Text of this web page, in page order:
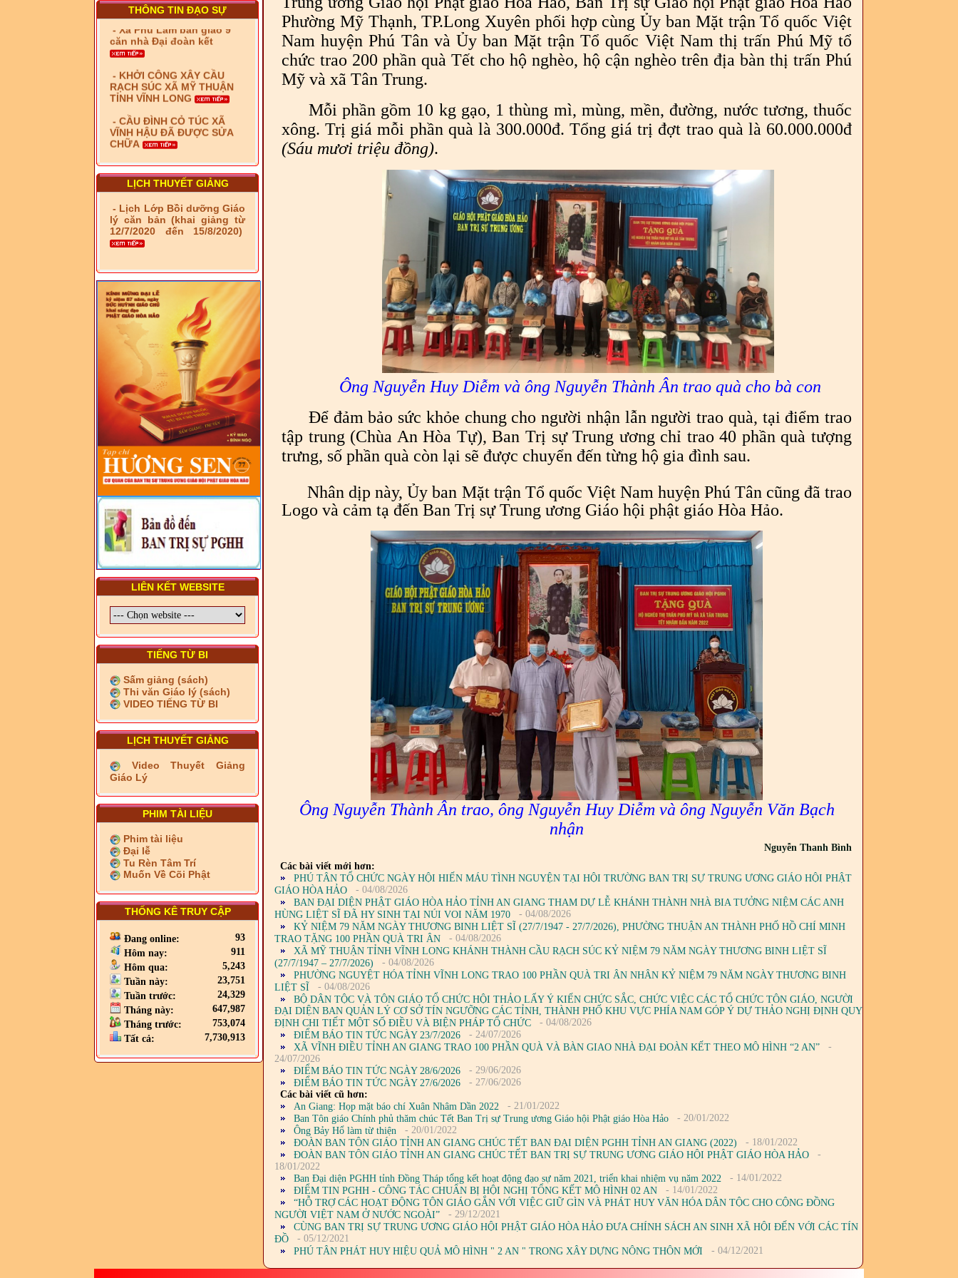
THÔNG TIN ĐẠO SỰ
- Xã Phú Lâm bàn giao 9
căn nhà Đại đoàn kết
- KHỞI CÔNG XÂY CẦU
RẠCH SÚC XÃ MỸ THUẬN
TỈNH VĨNH LONG
- CẦU ĐÌNH CỎ TÚC XÃ
VĨNH HẬU ĐÃ ĐƯỢC SỬA
CHỮA
- Bàn giao 10 căn nhà Đại
Yên
- LỄ RA QUÂN DẬM VÁ,
SỬA CHỮA LỘ GIAO
THÔNG NÔNG THÔN (XÃ
PHÚ THỌ)
PHÁP LUẬT VIỆT NAM VÀ
HIẾN CHƯƠNG GIÁO HỘI
PGHH NHIỆM KỲ VI (2024-
2029) CHO TRỊ SỰ VIÊN
TRUNG ƯƠNG, BAN ĐẠI
DIỆN TỈNH VÀ GIÁO LÝ
VIÊN - CHUYÊN ĐỀ: NHỮNG
VẤN ĐỀ CHUNG VỀ PHÁP
LUẬT VÀ HỆ THỐNG PHÁP
LUẬT VIỆT NAM
- LỚP TẬP HUẤN LỊCH SỬ,
PHÁP LUẬT VIỆT NAM VÀ
HIẾN CHƯƠNG GIÁO HỘI
PGHH NHIỆM KỲ VI (2024-
2029) CHO TRỊ SỰ VIÊN
TRUNG ƯƠNG, BAN ĐẠI
DIỆN TỈNH VÀ GIÁO LÝ
VIÊN - CHUYÊN ĐỀ: SỰ RA
NĂNG VÀ HÌNH THỨC CỦA
NƯỚC CHXHCN VIỆT NAM
LỊCH THUYẾT GIẢNG
- Lịch Lớp Bồi dưỡng Giáo
lý căn bản (khai giảng từ
12/7/2020 đến 15/8/2020)
LIÊN KẾT WEBSITE
TIẾNG TỪ BI
Sấm giảng (sách)
Thi văn Giáo lý (sách)
VIDEO TIẾNG TỪ BI
LỊCH THUYẾT GIẢNG
Video Thuyết Giảng
Giáo Lý
PHIM TÀI LIỆU
Phim tài liệu
Đại lễ
Tu Rèn Tâm Trí
Muốn Về Cõi Phật
THỐNG KÊ TRUY CẬP
Đang online:
93
Hôm nay:
911
Hôm qua:
5,243
Tuần này:
23,751
Tuần trước:
24,329
Tháng này:
647,987
Tháng trước:
753,074
Tất cả:
7,730,913
Phường Mỹ Thạnh, TP.Long Xuyên phối hợp cùng Ủy ban Mặt trận Tổ quốc Việt
Nam huyện Phú Tân và Ủy ban Mặt trận Tổ quốc Việt Nam thị trấn Phú Mỹ tổ
chức trao 200 phần quà Tết cho hộ nghèo, hộ cận nghèo trên địa bàn thị trấn Phú
Mỹ và xã Tân Trung.
Mỗi phần gồm 10 kg gạo, 1 thùng mì, mùng, mền, đường, nước tương, thuốc
xông. Trị giá mỗi phần quà là 300.000đ. Tổng giá trị đợt trao quà là 60.000.000đ
(Sáu mươi triệu đồng).
Ông Nguyễn Huy Diễm và ông Nguyễn Thành Ân trao quà cho bà con
Để đảm bảo sức khỏe chung cho người nhận lẫn người trao quà, tại điểm trao
tập trung (Chùa An Hòa Tự), Ban Trị sự Trung ương chỉ trao 40 phần quà tượng
trưng, số phần quà còn lại sẽ được chuyển đến từng hộ gia đình sau.
Nhân dịp này, Ủy ban Mặt trận Tổ quốc Việt Nam huyện Phú Tân cũng đã trao
Logo và cảm tạ đến Ban Trị sự Trung ương Giáo hội phật giáo Hòa Hảo.
Ông Nguyễn Thành Ân trao, ông Nguyễn Huy Diễm và ông Nguyễn Văn Bạch
nhận
Nguyễn Thanh Bình
Các bài viết mới hơn:
PHÚ TÂN TỔ CHỨC NGÀY HỘI HIẾN MÁU TÌNH NGUYỆN TẠI HỘI TRƯỜNG BAN TRỊ SỰ TRUNG ƯƠNG GIÁO HỘI PHẬT
GIÁO HÒA HẢO
- 04/08/2026
BAN ĐẠI DIỆN PHẬT GIÁO HÒA HẢO TỈNH AN GIANG THAM DỰ LỄ KHÁNH THÀNH NHÀ BIA TƯỞNG NIỆM CÁC ANH
HÙNG LIỆT SĨ ĐÃ HY SINH TẠI NÚI VOI NĂM 1970
- 04/08/2026
KỶ NIỆM 79 NĂM NGÀY THƯƠNG BINH LIỆT SĨ (27/7/1947 - 27/7/2026), PHƯỜNG THUẬN AN THÀNH PHỐ HỒ CHÍ MINH
TRAO TẶNG 100 PHẦN QUÀ TRI ÂN
- 04/08/2026
XÃ MỸ THUẬN TỈNH VĨNH LONG KHÁNH THÀNH CẦU RẠCH SÚC KỶ NIỆM 79 NĂM NGÀY THƯƠNG BINH LIỆT SĨ
(27/7/1947 – 27/7/2026)
- 04/08/2026
PHƯỜNG NGUYỆT HÓA TỈNH VĨNH LONG TRAO 100 PHẦN QUÀ TRI ÂN NHÂN KỶ NIỆM 79 NĂM NGÀY THƯƠNG BINH
LIỆT SĨ
- 04/08/2026
BỘ DÂN TỘC VÀ TÔN GIÁO TỔ CHỨC HỘI THẢO LẤY Ý KIẾN CHỨC SẮC, CHỨC VIỆC CÁC TỔ CHỨC TÔN GIÁO, NGƯỜI
ĐẠI DIỆN BAN QUẢN LÝ CƠ SỞ TÍN NGƯỠNG CÁC TỈNH, THÀNH PHỐ KHU VỰC PHÍA NAM GÓP Ý DỰ THẢO NGHỊ ĐỊNH QUY
ĐỊNH CHI TIẾT MỘT SỐ ĐIỀU VÀ BIỆN PHÁP TỔ CHỨC
- 04/08/2026
ĐIỂM BÁO TIN TỨC NGÀY 23/7/2026
- 24/07/2026
XÃ VĨNH ĐIỀU TỈNH AN GIANG TRAO 100 PHẦN QUÀ VÀ BÀN GIAO NHÀ ĐẠI ĐOÀN KẾT THEO MÔ HÌNH “2 AN”
-
24/07/2026
ĐIỂM BÁO TIN TỨC NGÀY 28/6/2026
- 29/06/2026
ĐIỂM BÁO TIN TỨC NGÀY 27/6/2026
- 27/06/2026
Các bài viết cũ hơn:
An Giang: Họp mặt báo chí Xuân Nhâm Dần 2022
- 21/01/2022
Ban Tôn giáo Chính phủ thăm chúc Tết Ban Trị sự Trung ương Giáo hội Phật giáo Hòa Hảo
- 20/01/2022
Ông Bảy Hổ làm từ thiện
- 20/01/2022
ĐOÀN BAN TÔN GIÁO TỈNH AN GIANG CHÚC TẾT BAN ĐẠI DIỆN PGHH TỈNH AN GIANG (2022)
- 18/01/2022
ĐOÀN BAN TÔN GIÁO TỈNH AN GIANG CHÚC TẾT BAN TRỊ SỰ TRUNG ƯƠNG GIÁO HỘI PHẬT GIÁO HÒA HẢO
-
18/01/2022
Ban Đại diện PGHH tỉnh Đồng Tháp tổng kết hoạt động đạo sự năm 2021, triển khai nhiệm vụ năm 2022
- 14/01/2022
ĐIỂM TIN PGHH - CÔNG TÁC CHUẨN BỊ HỘI NGHỊ TỔNG KẾT MÔ HÌNH 02 AN
- 14/01/2022
“HỖ TRỢ CÁC HOẠT ĐỘNG TÔN GIÁO GẮN VỚI VIỆC GIỮ GÌN VÀ PHÁT HUY VĂN HÓA DÂN TỘC CHO CỘNG ĐỒNG
NGƯỜI VIỆT NAM Ở NƯỚC NGOÀI”
- 29/12/2021
CÙNG BAN TRỊ SỰ TRUNG ƯƠNG GIÁO HỘI PHẬT GIÁO HÒA HẢO ĐƯA CHÍNH SÁCH AN SINH XÃ HỘI ĐẾN VỚI CÁC TÍN
ĐỒ
- 05/12/2021
PHÚ TÂN PHÁT HUY HIỆU QUẢ MÔ HÌNH " 2 AN " TRONG XÂY DỰNG NÔNG THÔN MỚI
- 04/12/2021